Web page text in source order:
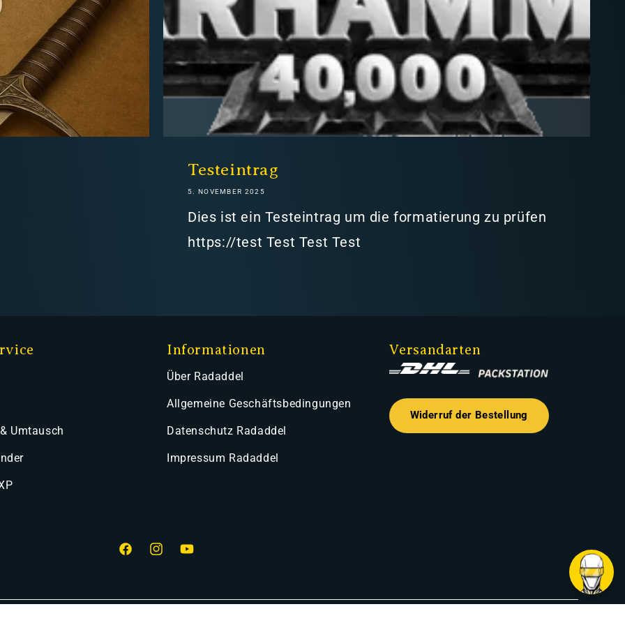
Testeintrag
5. NOVEMBER 2025
Dies ist ein Testeintrag um die formatierung zu prüfen
https://test Test Test Test
Umtausch
Informationen
Über Radaddel
Allgemeine Geschäftsbedingungen
Datenschutz Radaddel
Impressum Radaddel
Versandarten
Widerruf der Bestellung
FacebookInstagramYouTube